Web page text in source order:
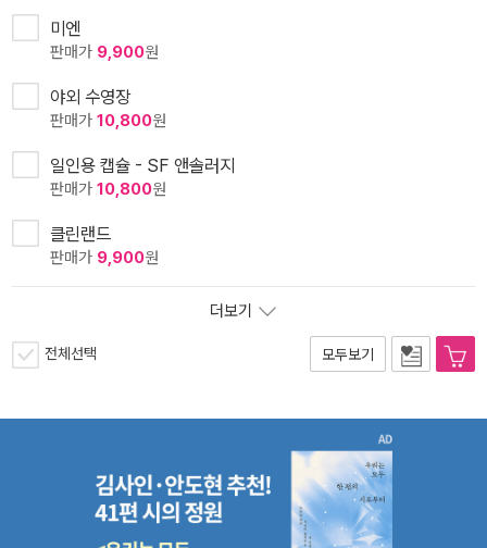
미엔
판매가 9,900원
야외 수영장
판매가 10,800원
일인용 캡슐 - SF 앤솔러지
판매가 10,800원
클린랜드
판매가 9,900원
더보기
전체선택 모두보기